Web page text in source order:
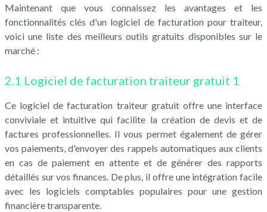
Maintenant que vous connaissez les avantages et les
fonctionnalités clés d'un logiciel de facturation pour traiteur,
voici une liste des meilleurs outils gratuits disponibles sur le
marché :
2.1 Logiciel de facturation traiteur gratuit 1
Ce logiciel de facturation traiteur gratuit offre une interface
conviviale et intuitive qui facilite la création de devis et de
factures professionnelles. Il vous permet également de gérer
vos paiements, d'envoyer des rappels automatiques aux clients
en cas de paiement en attente et de générer des rapports
détaillés sur vos finances. De plus, il offre une intégration facile
avec les logiciels comptables populaires pour une gestion
financière transparente.